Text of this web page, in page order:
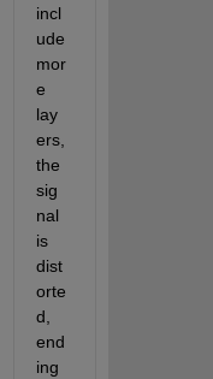
incl
ude
mor
e
lay
ers,
the
sig
nal
is
dist
orte
d,
end
ing